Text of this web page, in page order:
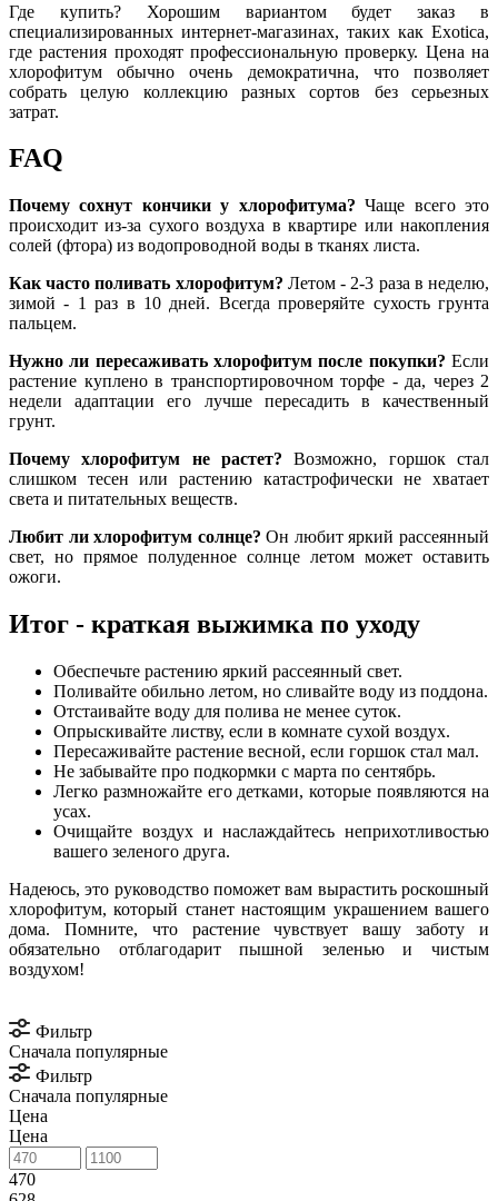
Где купить? Хорошим вариантом будет заказ в
специализированных интернет-магазинах, таких как Exotica,
где растения проходят профессиональную проверку. Цена на
хлорофитум обычно очень демократична, что позволяет
собрать целую коллекцию разных сортов без серьезных
затрат.
FAQ
Почему сохнут кончики у хлорофитума? Чаще всего это
происходит из-за сухого воздуха в квартире или накопления
солей (фтора) из водопроводной воды в тканях листа.
Как часто поливать хлорофитум? Летом - 2-3 раза в неделю,
зимой - 1 раз в 10 дней. Всегда проверяйте сухость грунта
пальцем.
Нужно ли пересаживать хлорофитум после покупки? Если
растение куплено в транспортировочном торфе - да, через 2
недели адаптации его лучше пересадить в качественный
грунт.
Почему хлорофитум не растет? Возможно, горшок стал
слишком тесен или растению катастрофически не хватает
света и питательных веществ.
Любит ли хлорофитум солнце? Он любит яркий рассеянный
свет, но прямое полуденное солнце летом может оставить
ожоги.
Итог - краткая выжимка по уходу
Обеспечьте растению яркий рассеянный свет.
Поливайте обильно летом, но сливайте воду из поддона.
Отстаивайте воду для полива не менее суток.
Опрыскивайте листву, если в комнате сухой воздух.
Пересаживайте растение весной, если горшок стал мал.
Не забывайте про подкормки с марта по сентябрь.
Легко размножайте его детками, которые появляются на
усах.
Очищайте воздух и наслаждайтесь неприхотливостью
вашего зеленого друга.
Надеюсь, это руководство поможет вам вырастить роскошный
хлорофитум, который станет настоящим украшением вашего
дома. Помните, что растение чувствует вашу заботу и
обязательно отблагодарит пышной зеленью и чистым
воздухом!
Фильтр
Сначала популярные
Фильтр
Сначала популярные
Цена
Цена
470